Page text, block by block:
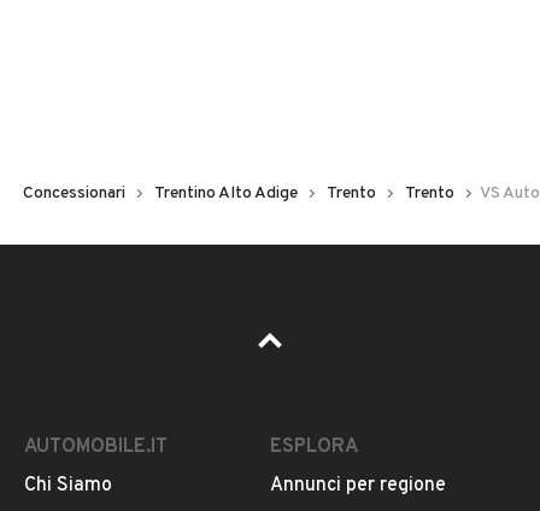
Concessionari Trentino Alto Adige Trento Trento VS Auto
AUTOMOBILE.IT
Chi Siamo
ESPLORA
Annunci per regione